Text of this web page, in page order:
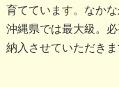
育てています。なか
沖縄県では最大級。
納入させていただきま